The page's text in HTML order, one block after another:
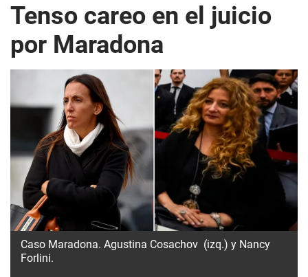
Tenso careo en el juicio
por Maradona
Caso Maradona. Agustina Cosachov (izq.) y Nancy
Forlini.